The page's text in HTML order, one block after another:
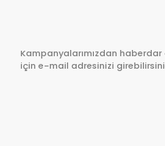
Kampanyalarımızdan
için e-mail adresinizi